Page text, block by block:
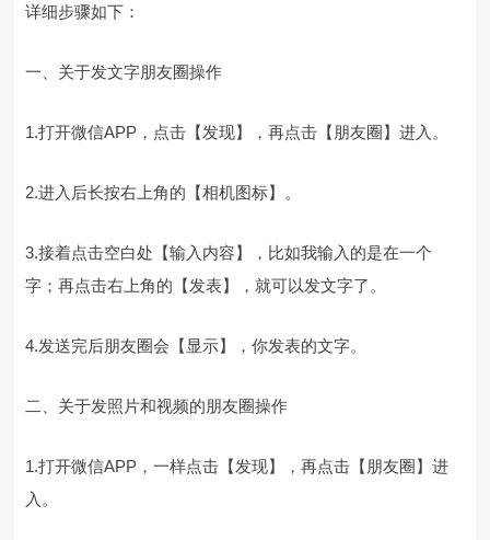
详细步骤如下：
一、关于发文字朋友圈操作
1.打开微信APP，点击【发现】，再点击【朋友圈】进入。
2.进入后长按右上角的【相机图标】。
3.接着点击空白处【输入内容】，比如我输入的是在一个
字；再点击右上角的【发表】，就可以发文字了。
4.发送完后朋友圈会【显示】，你发表的文字。
二、关于发照片和视频的朋友圈操作
1.打开微信APP，一样点击【发现】，再点击【朋友圈】进
入。